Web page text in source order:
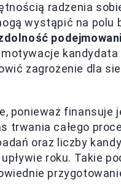
radzenia
wystąpić na polu
kandydata
zagrożenie dla
ponieważ finansuje
trwania całego
oraz liczby
roku. Takie